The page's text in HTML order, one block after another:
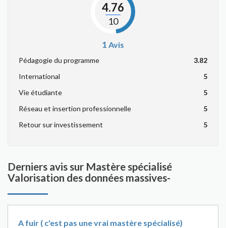
4.76
10
1 Avis
Pédagogie du programme
3.82
International
5
Vie étudiante
5
Réseau et insertion professionnelle
5
Retour sur investissement
5
Derniers avis sur Mastère spécialisé
Valorisation des données massives-
A fuir ( c'est pas une vrai mastère spécialisé)